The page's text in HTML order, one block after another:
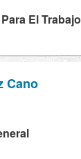
El Trabajo
Cano